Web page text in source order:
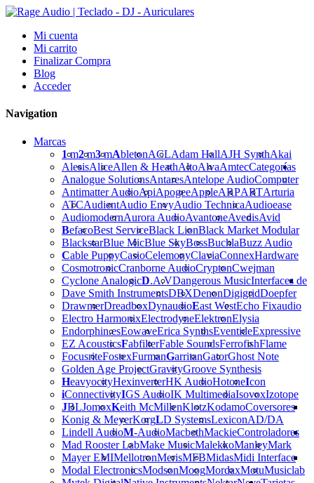
Mi cuenta
Mi carrito
Finalizar Compra
Blog
Acceder
Navigation
Marcas
1m2m3mAbletonACLAdam HallAJH SynthAkai
AlesisAliceAllen & HeathAltoAlvaAmtec
Analogue SolutionsAntaresAntelope Audio
Antimatter AudioApiApogeeAppleARPARTArturia
ATCAudientAudio EnvyAudio TechnicaAudioease
AudiomodernAurora AudioAvantoneAvedisAvid
BefacoBest ServiceBlack LionBlack Market Modular
BlackstarBlue MicBlue SkyBossBuchlaBuzz Audio
Cable PuppyCasioCelemonyClaviaConnex
CosmotronicCranborne AudioCryptonCwejman
Cyclone AnalogicD.A.VDangerous Music
Dave Smith InstrumentsDBXDenonDigigridDoepfer
DrawmerDreadboxDynaudioEast WestEcho Fix
Electro HarmonixElectrodyneElektronElysia
Endorphin.esEowaveErica SynthsEventideExpressive
EZ AcousticsFabfilterFable SoundsFerrofishFlame
FocusriteFostexFurmanGarritanGatorGhost Note
Golden Age ProjectGravityGroove Synthesis
HeavyocityHexinverterHK AudioHotoneIcon
iConnectivityIGS AudioIK MultimediaIsovoxIzotope
JBLJomoxKeith McMillenKlotzKodamo
Konig & MeyerKorgLD SystemsLexicon
Lindell AudioM-AudioMacbethMackie
Mad Rooster LabMake MusicMalekkoManleyMark
Mayer EMIMellotronMerisMFBMidas
Modal ElectronicsModsonMoogMordaxMotuMusiclab
Categorías
Computer
Hardware
Interfaces de
audio
Coversores
AD/DA
Controladores
Midi Interface